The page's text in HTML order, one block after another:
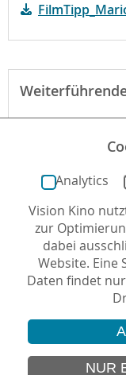
Der Film bei
Autor*in:
Aktualisierung:
Analytics
Vision Kino
zur
dabei
Website. Eine
Daten findet
NUR